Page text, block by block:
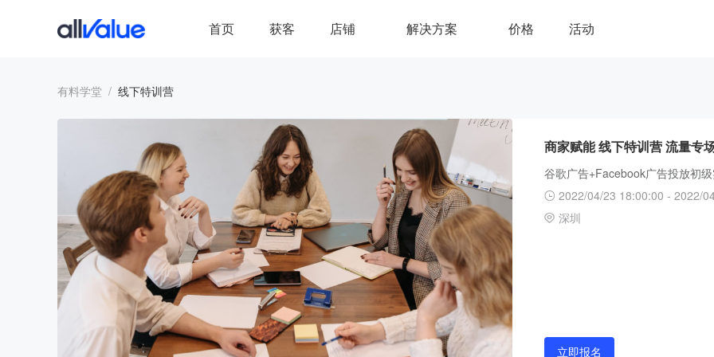
首页 获客 店铺 解决方案 价格 活动
有料学堂 线下特训营
商家赋能 线下特训营 流量专
谷歌广告+Facebook广告投放初
2022/04/23 18:00:00 - 2022/
深圳
立即报名